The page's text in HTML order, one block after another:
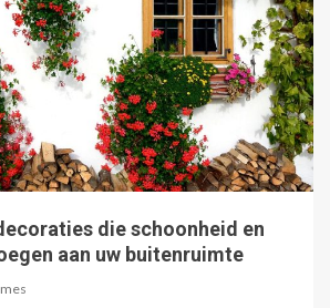
die schoonheid en
aan uw buitenruimte